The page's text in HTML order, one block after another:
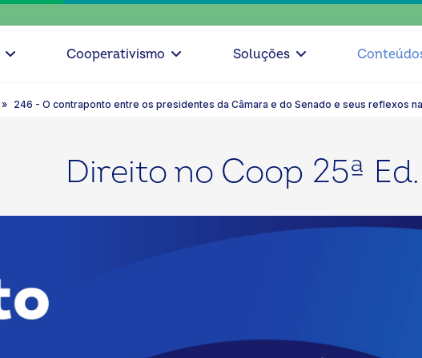
Cooperativismo Soluções
246 - O contraponto entre os presidentes da Câmara e do Senado e seus reflexos
Direito no Coop 25ª Ed.